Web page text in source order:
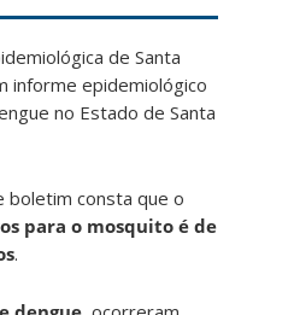
de Santa
informe epidemiológico
no Estado de Santa
boletim consta que o
para o mosquito é de
.